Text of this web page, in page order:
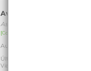
Avencão
Asplenium trichomanes
[Comum]
Autóctone
Última observação por: Nicole
Viana